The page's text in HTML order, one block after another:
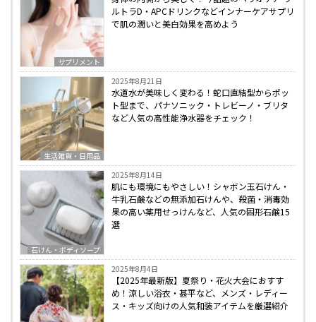
サプリメント
ルトラD・APCドリンクなどインナーケアサプリ
で肌の潤いと美白効果を高めよう
生活雑貨・日用品
2025年8月21日
水道水が美味しく変わる！蛇口直結型からポッ
ト型まで、パナソニック・トレビーノ・ブリタ
など人気の高性能浄水器をチェック！
石けん・ボディソープ
2025年8月14日
肌にも環境にもやさしい！シャボン玉石けん・
牛乳石鹸などの無添加石けんや、殺菌・消毒効
果の高い薬用せっけんなど、人気の固形石鹸15
選
2025年8月4日
【2025年最新版】夏祭り・花火大会におすす
め！涼しい浴衣・甚平など、メンズ・レディー
ス・キッズ向けの人気和装アイテムを厳選紹介